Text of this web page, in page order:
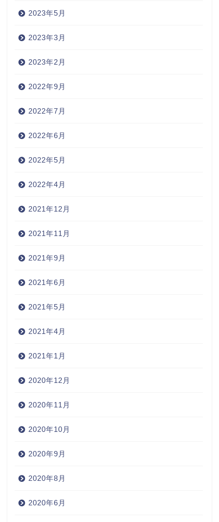
2023年5月
2023年3月
2023年2月
2022年9月
2022年7月
2022年6月
2022年5月
2022年4月
2021年12月
2021年11月
2021年9月
2021年6月
2021年5月
2021年4月
2021年1月
2020年12月
2020年11月
2020年10月
2020年9月
2020年8月
2020年6月